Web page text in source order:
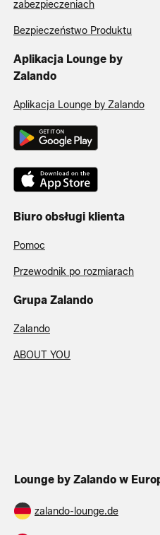
zabezpieczeniach
Bezpieczeństwo Produktu
Aplikacja Lounge by
Zalando
Aplikacja Lounge by Zalando
Biuro obsługi klienta
Pomoc
Przewodnik po rozmiarach
Grupa Zalando
Zalando
ABOUT YOU
Lounge by Zalando w
zalando-lounge.de